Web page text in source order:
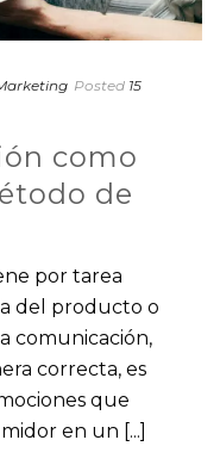
Posted 15
como
de
por tarea
del producto o
comunicación,
correcta, es
que
en un [...]